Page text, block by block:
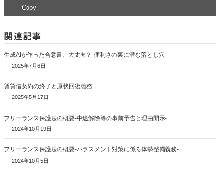
Copy
関連記事
生成AIが作った合意書、大丈夫？-便利さの裏に潜む落とし穴-
2025年7月6日
賃貸借契約の終了と原状回復義務
2025年5月17日
フリーランス保護法の概要-中途解除等の事前予告と理由開示-
2024年10月19日
フリーランス保護法の概要-ハラスメント対策に係る体勢整備義務-
2024年10月5日